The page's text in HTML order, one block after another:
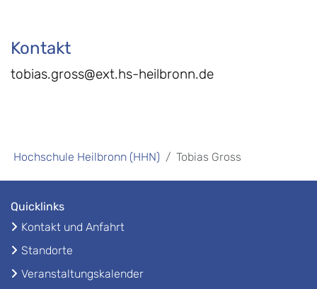
Kontakt
tobias.gross@ext.hs-heilbronn.de
Hochschule Heilbronn (HHN) Tobias Gross
Quicklinks
Kontakt und Anfahrt
Standorte
Veranstaltungskalender